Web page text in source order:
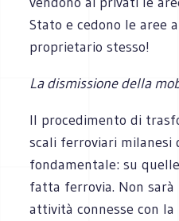
Stato e cedono le aree
proprietario stesso!
La dismissione della
Il procedimento di
scali ferroviari milanesi
fondamentale: su
fatta ferrovia. Non
attività connesse con